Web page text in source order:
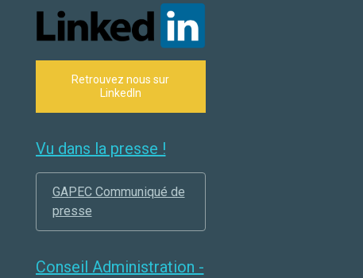
Retrouvez nous sur
LinkedIn
Vu dans la presse !
GAPEC Communiqué de
presse
Conseil Administration -